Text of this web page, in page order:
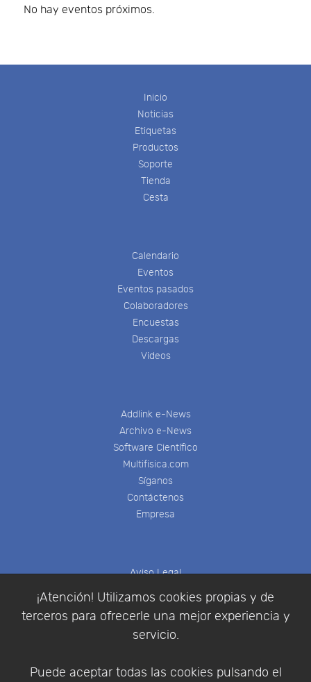
¡Atención! Utilizamos cookies propias y de
terceros para ofrecerle una mejor experiencia y
servicio.
Puede aceptar todas las cookies pulsando el
No hay eventos próximos.
Inicio
Noticias
Etiquetas
Productos
Soporte
Tienda
Cesta
Calendario
Eventos
Eventos pasados
Colaboradores
Encuestas
Descargas
Videos
Addlink e-News
Archivo e-News
Software Científico
Multifisica.com
Síganos
Contáctenos
Empresa
Aviso Legal
Condiciones de compra
Identificarse